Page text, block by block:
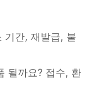
기간, 재발급, 불
될까요? 접수, 환